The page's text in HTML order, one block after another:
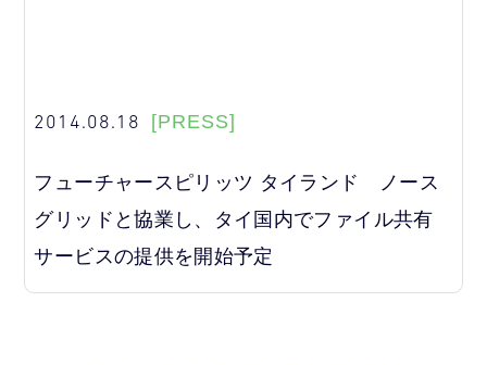
2014.08.18 [PRESS]
フューチャースピリッツ タイランド ノース
グリッドと協業し、タイ国内でファイル共有
サービスの提供を開始予定